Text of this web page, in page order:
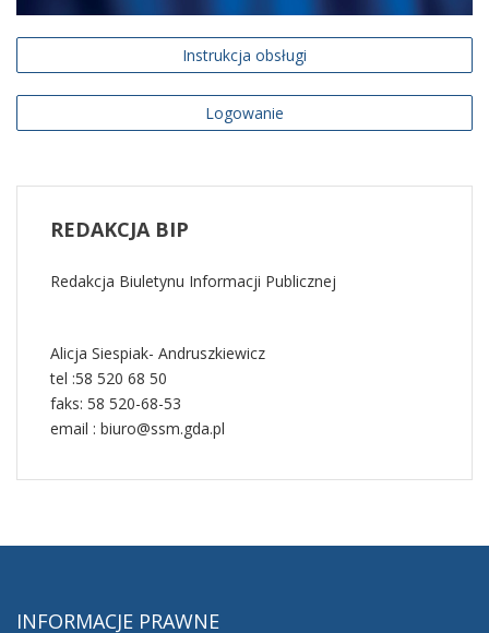
Instrukcja obsługi
Logowanie
REDAKCJABIP
Redakcja Biuletynu Informacji Publicznej
Alicja Siespiak- Andruszkiewicz
tel :58 520 68 50
faks: 58 520-68-53
email : biuro@ssm.gda.pl
INFORMACJE PRAWNE